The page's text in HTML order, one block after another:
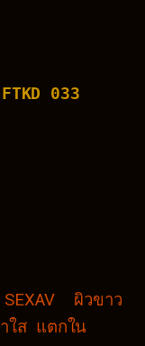
FTKD 033
SEXAV
ผิวขาว
ใส แตกใน